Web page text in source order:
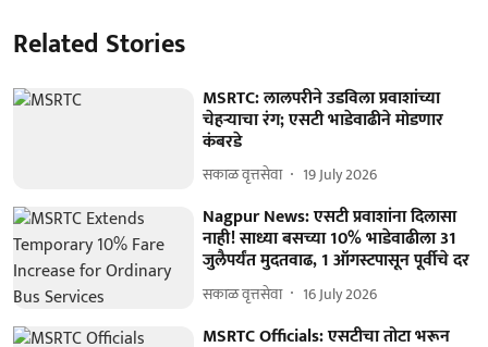
Related Stories
MSRTC: लालपरीने उडविला प्रवाशांच्या
चेहऱ्याचा रंग; एसटी भाडेवाढीने मोडणार
कंबरडे
सकाळ वृत्तसेवा 19 July 2026
Nagpur News: एसटी प्रवाशांना दिलासा
नाही! साध्या बसच्या 10% भाडेवाढीला 31
जुलैपर्यंत मुदतवाढ, 1 ऑगस्टपासून पूर्वीचे दर
सकाळ वृत्तसेवा 16 July 2026
MSRTC Officials: एसटीचा तोटा भरून